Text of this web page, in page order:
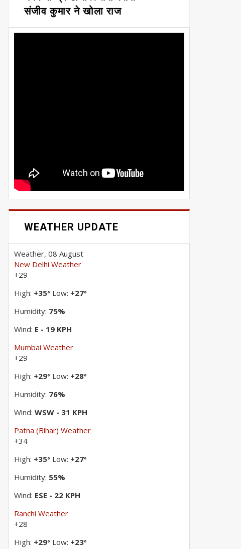
संजीव कुमार ने खोला राज
WEATHER UPDATE
Weather, 08 August
New Delhi Weather
+29
High: +35° Low: +27°
Humidity: 75%
Wind: E - 19 KPH
Mumbai Weather
+29
High: +29° Low: +28°
Humidity: 76%
Wind:WSW - 31 KPH
Patna (Bihar) Weather
+34
High: +35° Low: +27°
Humidity: 55%
Wind: ESE - 22 KPH
Ranchi Weather
+28
High: +29° Low: +23°